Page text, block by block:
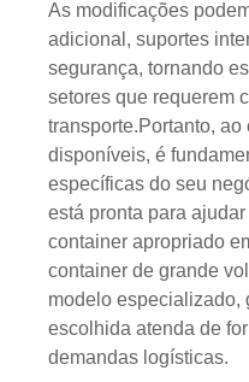
As modificações
adicional, suportes
segurança, tornando
setores que requerem
transporte.Portanto,
disponíveis, é
específicas do seu
está pronta para
container apropriado
container de grande
modelo especializado,
escolhida atenda de
demandas logísticas.